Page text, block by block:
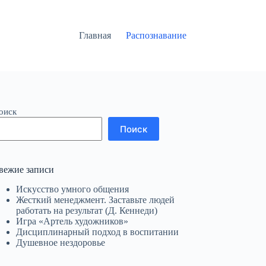
Главная Распознавание
Поиск
записи
Искусство умного общения
Жесткий менеджмент. Заставьте людей
работать на результат (Д. Кеннеди)
Игра «Артель художников»
Дисциплинарный подход в воспитании
Душевное нездоровье